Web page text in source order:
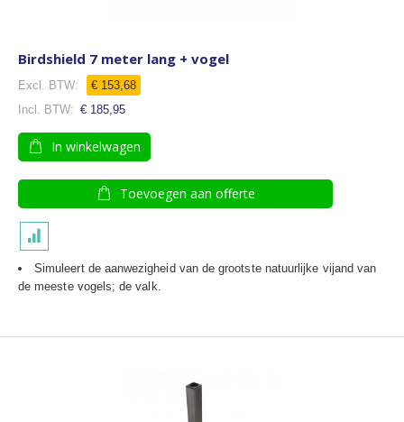
Birdshield 7 meter lang + vogel
€ 153,68
€ 185,95
In winkelwagen
Toevoegen aan offerte
Simuleert de aanwezigheid van de grootste natuurlijke vijand van
de meeste vogels; de valk.